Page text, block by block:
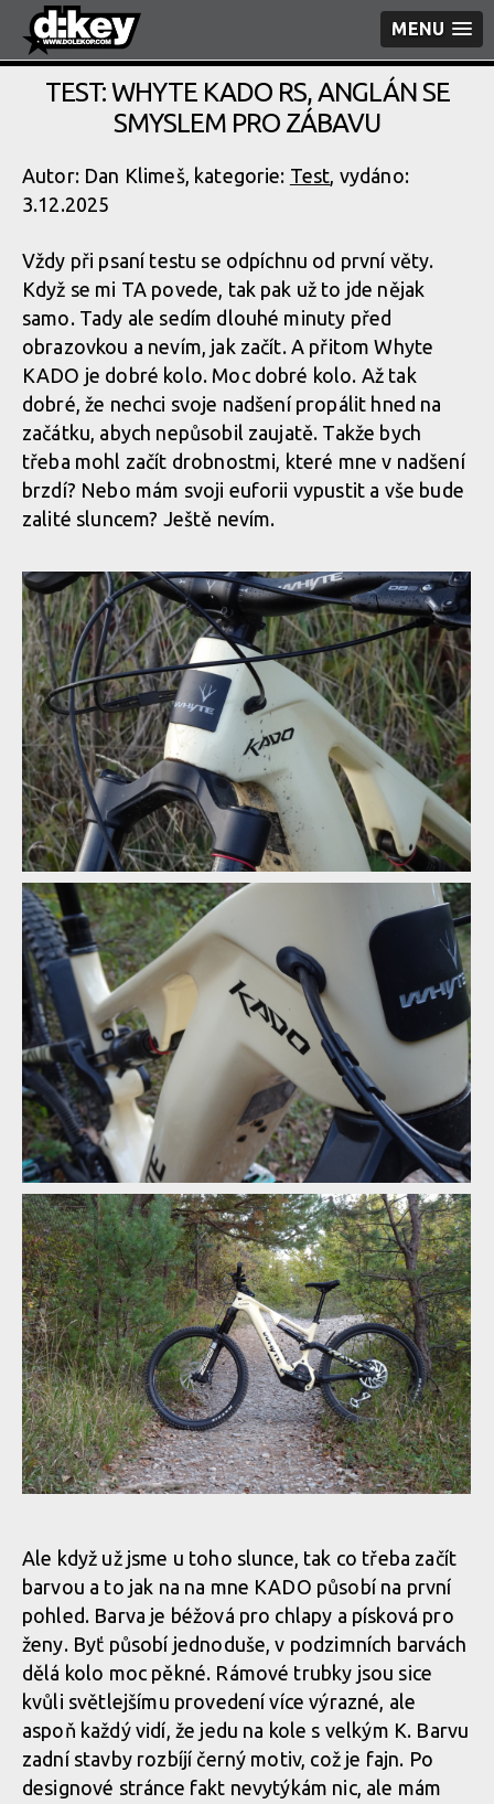
MENU
TEST: WHYTE KADO RS, ANGLÁN SE
SMYSLEM PRO ZÁBAVU
Autor: Dan Klimeš, kategorie: Test, vydáno:
3.12.2025
Vždy při psaní testu se odpíchnu od první věty.
Když se mi TA povede, tak pak už to jde nějak
samo. Tady ale sedím dlouhé minuty před
obrazovkou a nevím, jak začít. A přitom Whyte
KADO je dobré kolo. Moc dobré kolo. Až tak
dobré, že nechci svoje nadšení propálit hned na
začátku, abych nepůsobil zaujatě. Takže bych
třeba mohl začít drobnostmi, které mne v nadšení
brzdí? Nebo mám svoji euforii vypustit a vše bude
zalité sluncem? Ještě nevím.
Whyte Kado RS, anglán se smyslem pro zábavu
Whyte Kado RS, anglán se smyslem pro zábavu
Whyte Kado RS, anglán se smyslem pro zábavu
Whyte Kado RS, anglán se smyslem pro zábavu
Whyte Kado RS, anglán se smyslem pro zábavu
Whyte Kado RS, anglán se smyslem pro zábavu
Whyte Kado RS, anglán se smyslem pro zábavu
Whyte Kado RS, anglán se smyslem pro zábavu
Whyte Kado RS, anglán se smyslem pro zábavu
Whyte Kado RS, anglán se smyslem pro zábavu
Whyte Kado RS, anglán se smyslem pro zábavu
Whyte Kado RS, anglán se smyslem pro zábavu
Whyte Kado RS, anglán se smyslem pro zábavu
Whyte Kado RS, anglán se smyslem pro zábavu
Whyte Kado RS, anglán se smyslem pro zábavu
Whyte Kado RS, anglán se smyslem pro zábavu
Ale když už jsme u toho slunce, tak co třeba začít
barvou a to jak na na mne KADO působí na první
pohled. Barva je béžová pro chlapy a písková pro
ženy. Byť působí jednoduše, v podzimních barvách
dělá kolo moc pěkné. Rámové trubky jsou sice
kvůli světlejšímu provedení více výrazné, ale
aspoň každý vidí, že jedu na kole s velkým K. Barvu
zadní stavby rozbíjí černý motiv, což je fajn. Po
designové stránce fakt nevytýkám nic, ale mám